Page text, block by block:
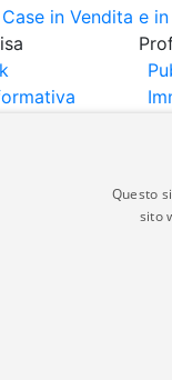
presenti su
della
Questo
sito